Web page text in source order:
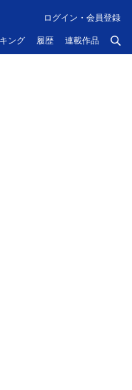
ング 履歴 連載作品
ログイン・会員登録